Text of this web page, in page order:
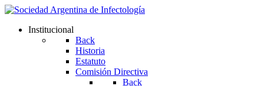
Institucional
Back
Historia
Estatuto
Comisión Directiva
Back